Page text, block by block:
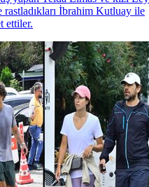
rastladıkları İbrahim Kutluay ile
ettiler.